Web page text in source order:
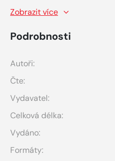
Zobrazit více
Podrobnosti
Autoři:
Čte:
Vydavatel:
Celková délka:
Vydáno:
Formáty: